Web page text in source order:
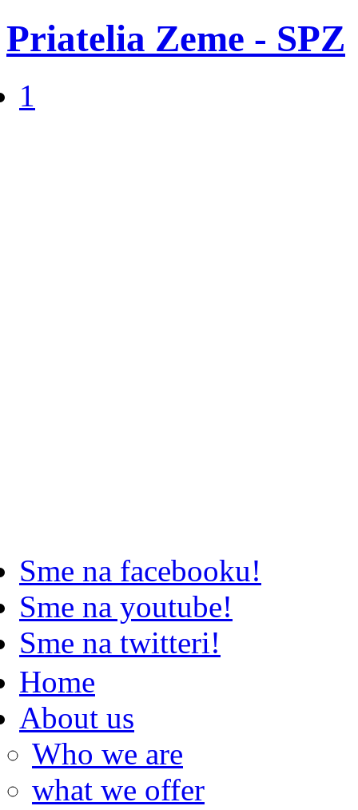
Priatelia Zeme - SPZ
1
Sme na facebooku!
Sme na youtube!
Sme na twitteri!
Home
About us
Who we are
what we offer